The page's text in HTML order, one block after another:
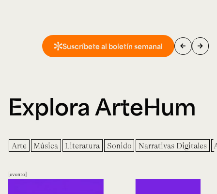
Suscríbete al boletín semanal arrow_back arrow_forward
Explora ArteHum
Arte Música Literatura Sonido Narrativas Digitales
evento